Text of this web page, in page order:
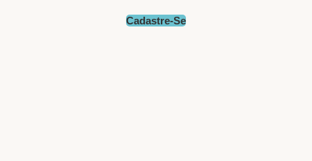
Cadastre-Se